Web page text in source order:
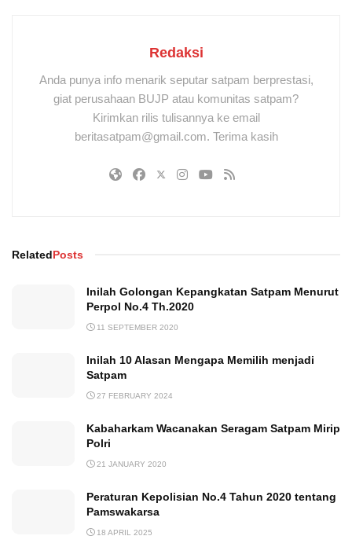
Redaksi
Anda punya info menarik seputar satpam berprestasi,
giat perusahaan BUJP atau komunitas satpam?
Kirimkan rilis tulisannya ke email
beritasatpam@gmail.com. Terima kasih
RelatedPosts
Inilah Golongan Kepangkatan Satpam Menurut
Perpol No.4 Th.2020
11 SEPTEMBER 2020
Inilah 10 Alasan Mengapa Memilih menjadi
Satpam
27 FEBRUARY 2024
Kabaharkam Wacanakan Seragam Satpam Mirip
Polri
21 JANUARY 2020
Peraturan Kepolisian No.4 Tahun 2020 tentang
Pamswakarsa
18 APRIL 2025